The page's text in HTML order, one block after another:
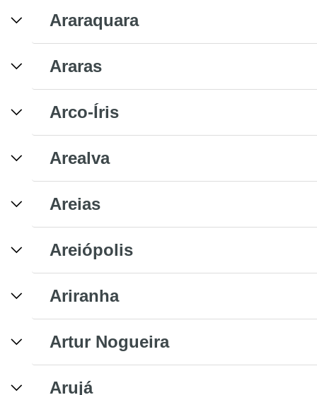
Araraquara
Araras
Arco-Íris
Arealva
Areias
Areiópolis
Ariranha
Artur Nogueira
Arujá